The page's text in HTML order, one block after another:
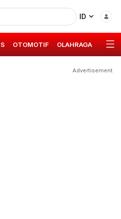
ID
OTOMOTIF OLAHRAGA GAYA
Advertisement